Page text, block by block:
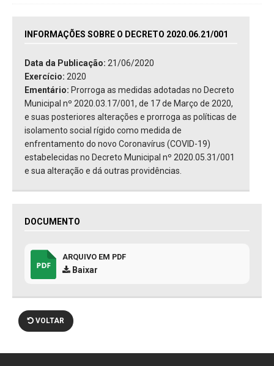
INFORMAÇÕES SOBRE O DECRETO 2020.06.21/001
Data da Publicação: 21/06/2020
Exercício: 2020
Ementário: Prorroga as medidas adotadas no Decreto
Municipal nº 2020.03.17/001, de 17 de Março de 2020,
e suas posteriores alterações e prorroga as políticas de
isolamento social rígido como medida de
enfrentamento do novo Coronavírus (COVID-19)
estabelecidas no Decreto Municipal nº 2020.05.31/001
e sua alteração e dá outras providências.
DOCUMENTO
ARQUIVO EM PDF
Baixar
VOLTAR